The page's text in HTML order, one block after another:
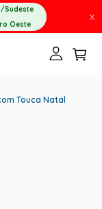
Sudeste
Oeste
X
Touca Natal